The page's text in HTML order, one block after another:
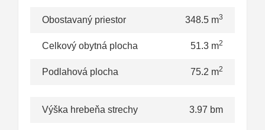
Obostavaný priestor 348.5 m3
Celkový obytná plocha 51.3 m2
Podlahová plocha 75.2 m2
Výška hrebeňa strechy 3.97 bm